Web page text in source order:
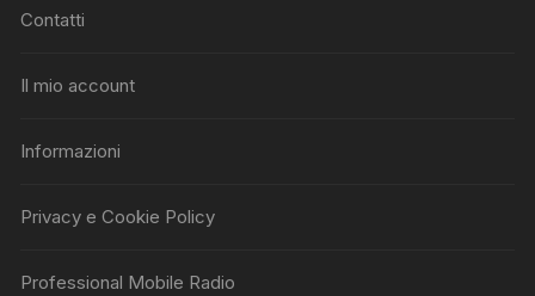
Contatti
Il mio account
Informazioni
Privacy e Cookie Policy
Professional Mobile Radio